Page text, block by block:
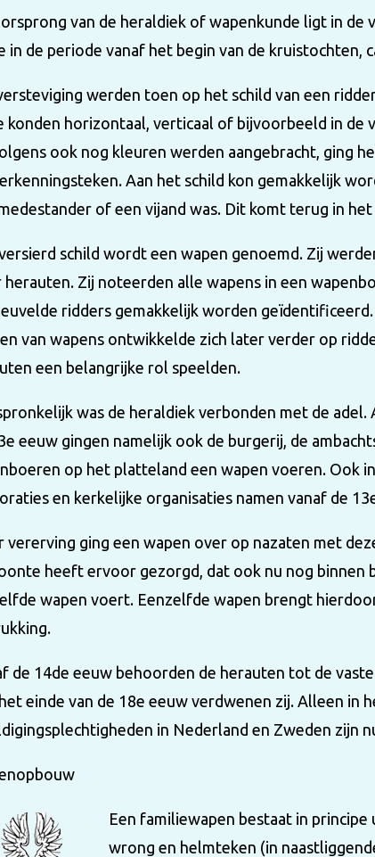
van de heraldiek of wapenkunde ligt in de
in de periode vanaf het begin van de kruistochten,
werden toen op het schild van een
konden horizontaal, verticaal of bijvoorbeeld in de
ook nog kleuren werden aangebracht, ging
Aan het schild kon gemakkelijk
of een vijand was. Dit komt terug in het
schild wordt een wapen genoemd. Zij
herauten. Zij noteerden alle wapens in een
ridders gemakkelijk worden
van wapens ontwikkelde zich later verder op
een belangrijke rol speelden.
was de heraldiek verbonden met de
eeuw gingen namelijk ook de burgerij, de
op het platteland een wapen voeren. Ook
en kerkelijke organisaties namen vanaf de
vererving ging een wapen over op nazaten met
heeft ervoor gezorgd, dat ook nu nog binnen
wapen voert. Eenzelfde wapen brengt
de 14de eeuw behoorden de herauten tot de
einde van de 18e eeuw verdwenen zij. Alleen in
in Nederland en Zweden zijn
Een familiewapen bestaat in principe
wrong en helmteken (in